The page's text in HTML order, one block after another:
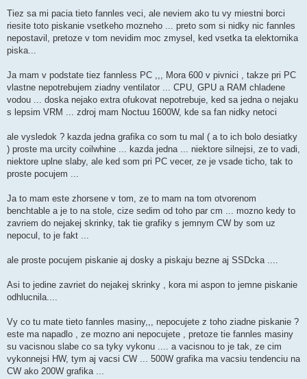
Tiez sa mi pacia tieto fannles veci, ale neviem ako tu vy miestni borci
riesite toto piskanie vsetkeho mozneho ... preto som si nidky nic fannles
nepostavil, pretoze v tom nevidim moc zmysel, ked vsetka ta elektornika
piska...
Ja mam v podstate tiez fannless PC ,,, Mora 600 v pivnici , takze pri PC
vlastne nepotrebujem ziadny ventilator ... CPU, GPU a RAM chladene
vodou ... doska nejako extra ofukovat nepotrebuje, ked sa jedna o nejaku
s lepsim VRM ... zdroj mam Noctuu 1600W, kde sa fan nidky netoci
ale vysledok ? kazda jedna grafika co som tu mal ( a to ich bolo desiatky
) proste ma urcity coilwhine ... kazda jedna ... niektore silnejsi, ze to vadi,
niektore uplne slaby, ale ked som pri PC vecer, ze je vsade ticho, tak to
proste pocujem ...
Ja to mam este zhorsene v tom, ze to mam na tom otvorenom
benchtable a je to na stole, cize sedim od toho par cm ... mozno kedy to
zavriem do nejakej skrinky, tak tie grafiky s jemnym CW by som uz
nepocul, to je fakt ...
ale proste pocujem piskanie aj dosky a piskaju bezne aj SSDcka ....
Asi to jedine zavriet do nejakej skrinky , kora mi aspon to jemne piskanie
odhlucnila....
Vy co tu mate tieto fannles masiny,,, nepocujete z toho ziadne piskanie ?
este ma napadlo , ze mozno ani nepocujete , pretoze tie fannles masiny
su vacisnou slabe co sa tyky vykonu .... a vacisnou to je tak, ze cim
vykonnejsi HW, tym aj vacsi CW ... 500W grafika ma vacsiu tendenciu na
CW ako 200W grafika ...